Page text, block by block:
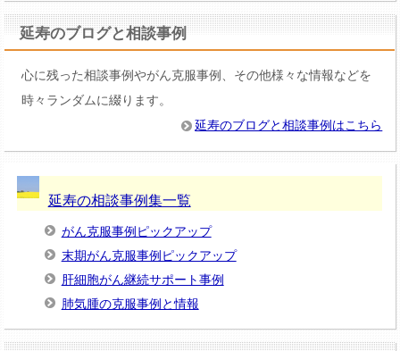
延寿のブログと相談事例
心に残った相談事例やがん克服事例、その他様々な情報などを
時々ランダムに綴ります。
延寿のブログと相談事例はこちら
延寿の相談事例集一覧
がん克服事例ピックアップ
末期がん克服事例ピックアップ
肝細胞がん継続サポート事例
肺気腫の克服事例と情報